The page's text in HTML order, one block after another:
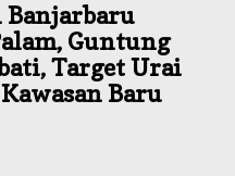
Banjarbaru
Guntung
Target Urai
Baru